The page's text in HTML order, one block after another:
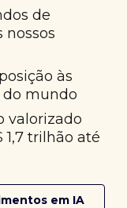
de
nossos
às
do mundo
valorizado
trilhão até
em IA